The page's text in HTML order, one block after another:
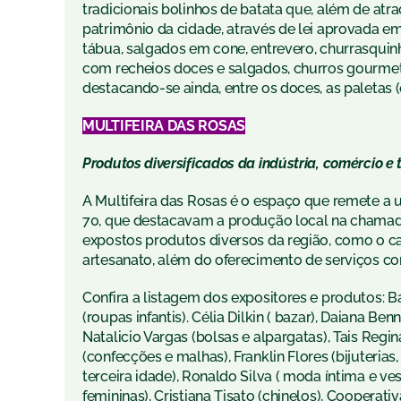
tradicionais bolinhos de batata que, além de
patrimônio da cidade, através de lei aprovada
tábua, salgados em cone, entrevero,
com recheios doces e salgados, churros
destacando-se ainda, entre os doces, as
MULTIFEIRA DAS ROSAS
Produtos diversificados da indústria, comércio e
A Multifeira das Rosas é o espaço que remete a
70, que destacavam a produção local na
expostos produtos diversos da região, como o
artesanato, além do oferecimento de serviços
Confira a listagem dos expositores e produtos:
(roupas infantis). Célia Dilkin ( bazar), Daiana
Natalicio Vargas (bolsas e alpargatas), Tais
(confecções e malhas), Franklin Flores
terceira idade), Ronaldo Silva ( moda íntima e
femininas), Cristiana Tisato (chinelos),